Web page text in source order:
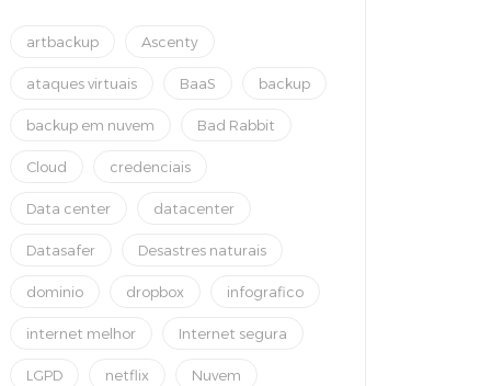
artbackup Ascenty
ataques virtuais BaaS backup
backup em nuvem Bad Rabbit
Cloud credenciais
Data center datacenter
Datasafer Desastres naturais
dominio dropbox infografico
internet melhor Internet segura
LGPD netflix Nuvem